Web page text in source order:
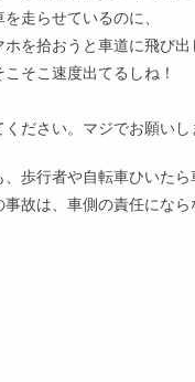
走らせているのに、
を拾おうと車道に飛び出
そこ速度出てるしね！
ださい。マジでお願いし
歩行者や自転車ひいた
故は、車側の責任になら